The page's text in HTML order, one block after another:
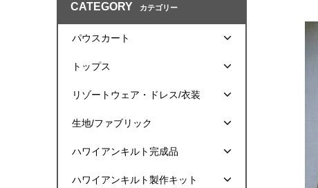
CATEGORY カテゴリー
パウスカート
トップス
リゾートウェア・ドレス/衣装
生地/ファブリック
ハワイアンキルト完成品
ハワイアンキルト製作キット